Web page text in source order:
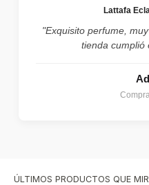
Lattafa
"Exquisito perfume,
tienda cumplió
ÚLTIMOS PRODUCTOS QUE